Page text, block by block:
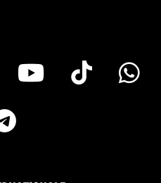
Instagram
Youtube
Tik